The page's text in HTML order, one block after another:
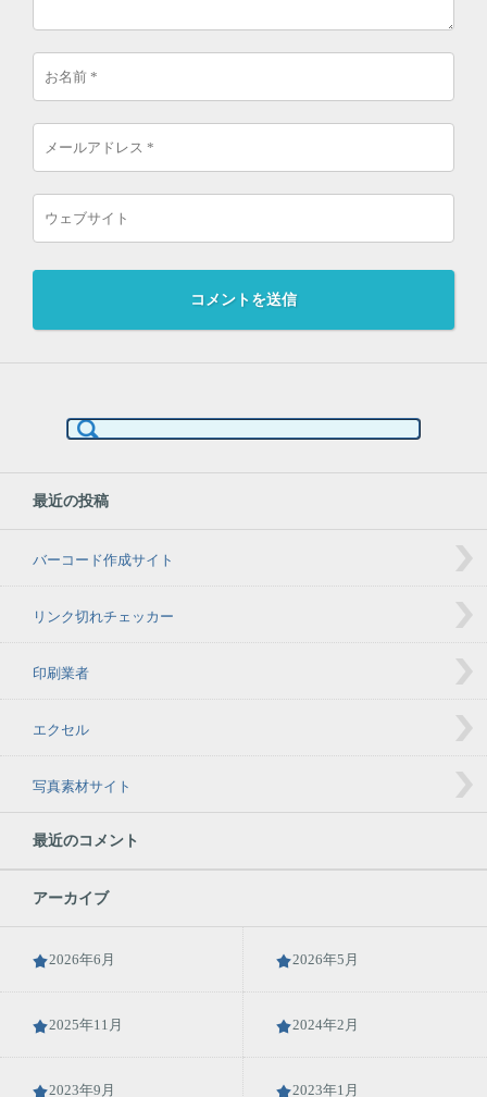
最近の投稿
バーコード作成サイト
リンク切れチェッカー
印刷業者
エクセル
写真素材サイト
最近のコメント
アーカイブ
2026年6月 2026年5月
2025年11月 2024年2月
2023年9月 2023年1月